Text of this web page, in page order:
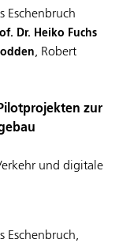
Eschenbruch
Dr. Heiko Fuchs
, Robert
zur
und digitale
Eschenbruch,